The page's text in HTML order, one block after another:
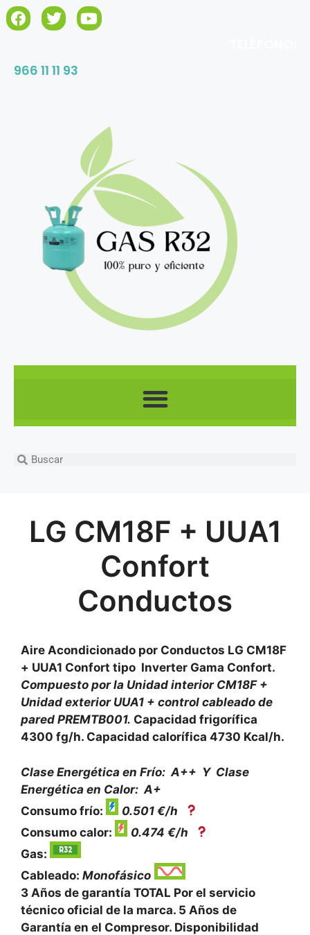
966 11 11 93
LG CM18F + UUA1
Confort
Conductos
Aire Acondicionado por Conductos LG CM18F
+ UUA1 Confort tipo Inverter Gama Confort.
Compuesto por la Unidad interior CM18F +
Unidad exterior UUA1 + control cableado de
pared PREMTB001. Capacidad frigorífica
4300 fg/h. Capacidad calorífica 4730 Kcal/h.
Clase Energética en Frío: A++ Y Clase
Energética en Calor: A+
Consumo frío:
0.501 €/h
Consumo calor:
0.474 €/h
Gas:
Cableado: Monofásico
3 Años de garantía TOTAL Por el servicio
técnico oficial de la marca. 5 Años de
Garantía en el Compresor. Disponibilidad